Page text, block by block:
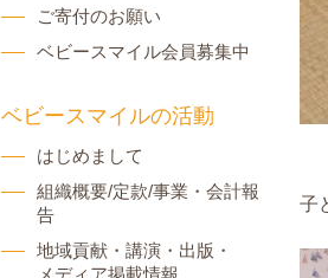
子
ご寄付のお願い
ベビースマイル会員募集中
ベビースマイルの活動
はじめまして
組織概要/定款/事業・会計報
告
地域貢献・講演・出版・
メディア掲載情報